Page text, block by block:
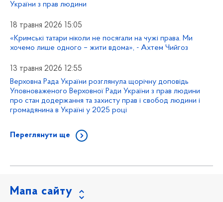
України з прав людини
18 травня 2026 15:05
«Кримські татари ніколи не посягали на чужі права. Ми
хочемо лише одного – жити вдома», - Ахтем Чийгоз
13 травня 2026 12:55
Верховна Рада України розглянула щорічну доповідь
Уповноваженого Верховної Ради України з прав людини
про стан додержання та захисту прав і свобод людини і
громадянина в Україні у 2025 році
Переглянути ще
Мапа сайту